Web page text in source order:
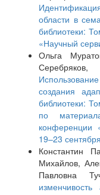
области в
библиотеки:
«Научный
Ольга
создания
библиотеки:
по
конференции
19–23
Константин
Михайлов,
Павловна